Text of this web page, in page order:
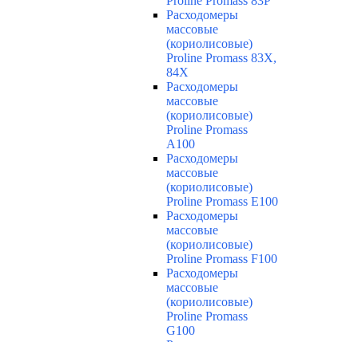
Расходомеры
массовые
(кориолисовые)
Proline Promass 83X,
84X
Расходомеры
массовые
(кориолисовые)
Proline Promass
A100
Расходомеры
массовые
(кориолисовые)
Proline Promass E100
Расходомеры
массовые
(кориолисовые)
Proline Promass F100
Расходомеры
массовые
(кориолисовые)
Proline Promass
G100